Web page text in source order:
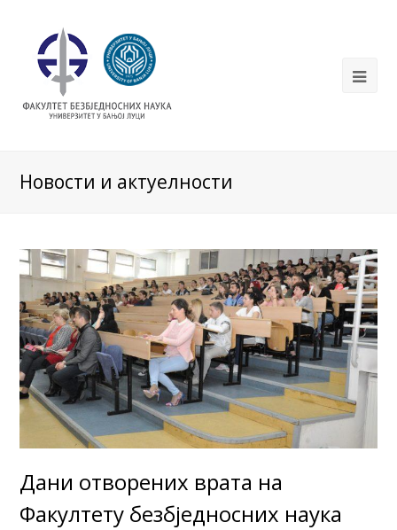
Новости и актуелности
Дани отворених врата на
Факултету безбједносних наука